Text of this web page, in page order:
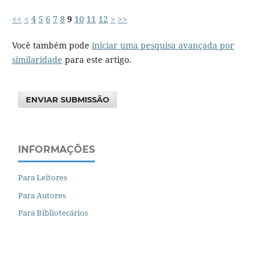
<< < 4 5 6 7 8 9 10 11 12 > >>
Você também pode iniciar uma pesquisa avançada por
similaridade para este artigo.
ENVIAR SUBMISSÃO
INFORMAÇÕES
Para Leitores
Para Autores
Para Bibliotecários